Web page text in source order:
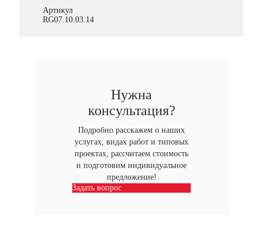
Артикул
RG07.10.03.14
Нужна
консультация?
Подробно расскажем о наших
услугах, видах работ и типовых
проектах, рассчитаем стоимость
и подготовим индивидуальное
предложение!
Задать вопрос